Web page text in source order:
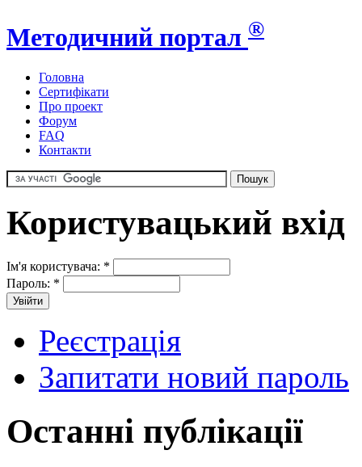
Методичний портал ®
Головна
Сертифікати
Про проект
Форум
FAQ
Контакти
Користувацький вхід
Ім'я користувача: *
Пароль: *
Реєстрація
Запитати новий пароль
Останні публікації